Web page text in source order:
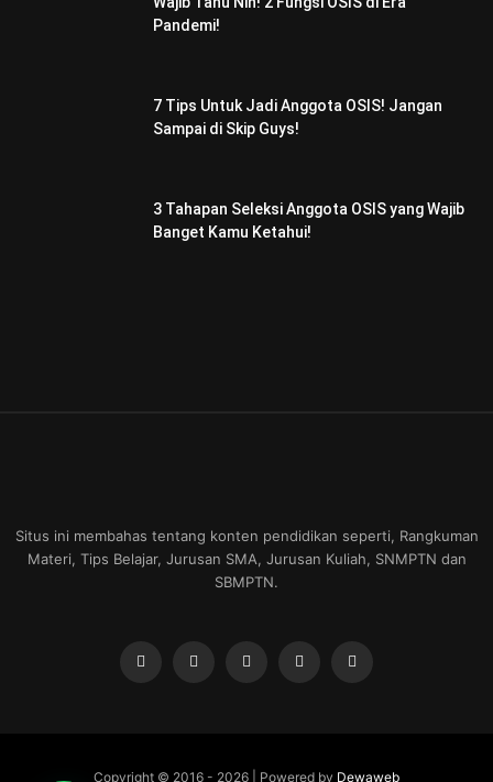
Pandemi!
7 Tips Untuk Jadi Anggota OSIS! Jangan
Sampai di Skip Guys!
3 Tahapan Seleksi Anggota OSIS yang Wajib
Banget Kamu Ketahui!
Situs ini membahas tentang konten pendidikan seperti, Rangkuman
Materi, Tips Belajar, Jurusan SMA, Jurusan Kuliah, SNMPTN dan
SBMPTN.
Copyright © 2016 - 2026 | Powered by Dewaweb